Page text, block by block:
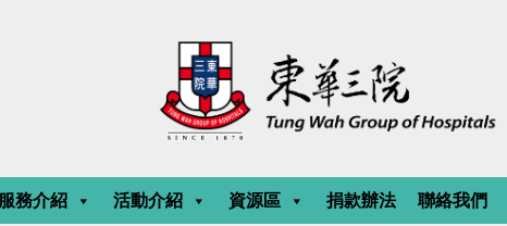
服務介紹 活動介紹 資源區 捐款辦法 聯絡我們